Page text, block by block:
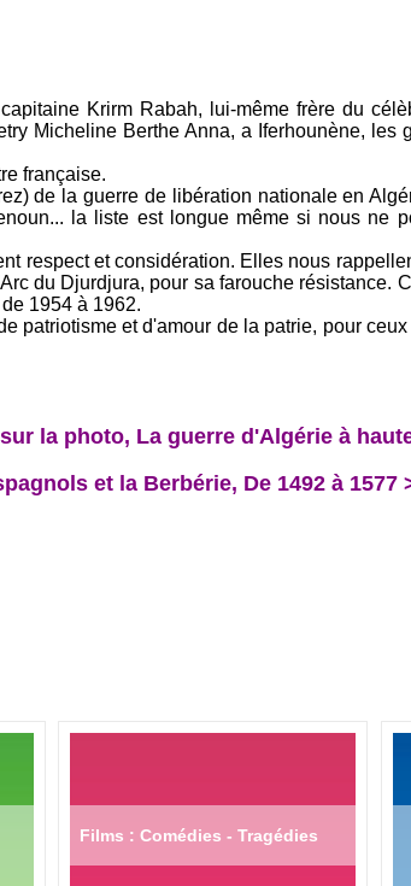
Krirm Rabah, lui-même frère du
Micheline Berthe Anna, a Iferhounène,
française.
de la guerre de libération nationale en
la liste est longue même si nous ne
respect et considération. Elles nous
du Djurdjura, pour sa farouche résistance.
1954 à 1962.
patriotisme et d'amour de la patrie, pour
la photo, La guerre d'Algérie à
et la Berbérie, De 1492 à 1577
Films : Comédies - Tragédies